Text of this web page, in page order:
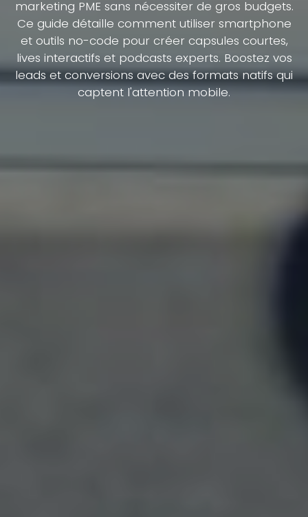
marketing PME sans nécessiter de gros budgets.
Ce guide détaille comment utiliser smartphone
et outils no-code pour créer capsules courtes,
lives interactifs et podcasts experts. Boostez vos
leads et conversions avec des formats natifs qui
captent l'attention mobile.